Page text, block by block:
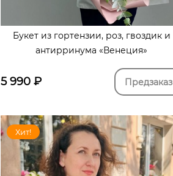
Букет из гортензии, роз, гвоздик и
антирринума «Венеция»
5 990₽ Предзаказ
Хит!